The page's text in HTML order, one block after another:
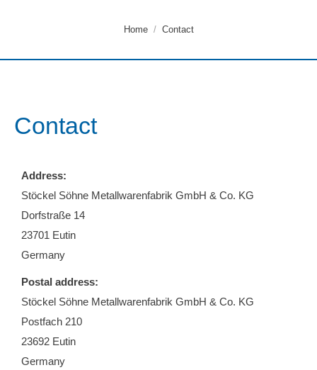
Home Contact
Contact
Address:
Stöckel Söhne Metallwarenfabrik GmbH & Co. KG
Dorfstraße 14
23701 Eutin
Germany
Postal address:
Stöckel Söhne Metallwarenfabrik GmbH & Co. KG
Postfach 210
23692 Eutin
Germany